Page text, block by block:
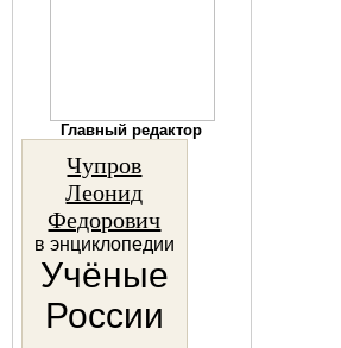
Главный редактор
Чупров
Леонид
Федорович
в энциклопедии
Учёные
России